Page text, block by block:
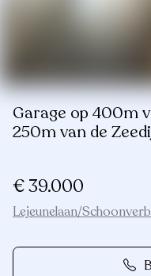
Garage op 400m
250m van de
€ 39.000
Lejeunelaan/